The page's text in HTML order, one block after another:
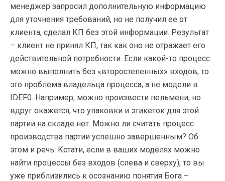
менеджер запросил дополнительную информацию
для уточнения требований, но не получил ее от
клиента, сделал КП без этой информации. Результат
– клиент не принял КП, так как оно не отражает его
действительной потребности. Если какой-то процесс
можно выполнить без «второстепенных» входов, то
это проблема владельца процесса, а не модели в
IDEF0. Например, можно произвести пельмени, но
вдруг окажется, что упаковки и этикеток для этой
партии на складе нет. Можно ли считать процесс
производства партии успешно завершенным? Об
этом и речь. Кстати, если в ваших моделях можно
найти процессы без входов (слева и сверху), то вы
уже приблизились к осознанию понятия Бога –